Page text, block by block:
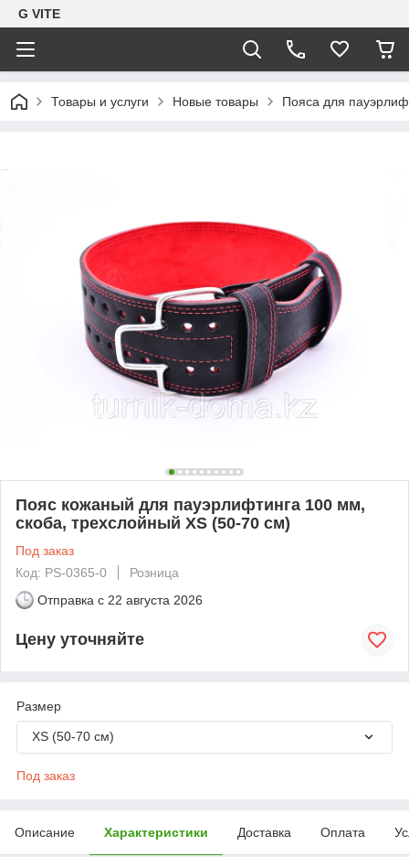
G VITE
Товары и услуги Новые товары Пояса для
Пояс кожаный для пауэрлифтинга 100 мм,
скоба, трехслойный XS (50-70 см)
Под заказ
Код: PS-0365-0
Розница
Отправка с 22 августа 2026
Цену уточняйте
Размер
XS (50-70 см)
Под заказ
Описание Характеристики Доставка Оплата